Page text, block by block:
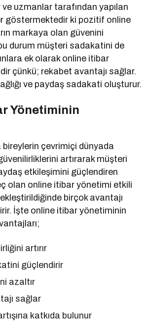
uzmanlar tarafından yapılan
göstermektedir ki pozitif online
markaya olan güvenini
durum müşteri sadakatini de
ek olarak online itibar
çünkü; rekabet avantajı sağlar.
ve paydaş sadakati oluşturur.
Yönetiminin
bireylerin çevrimiçi dünyada
artırarak müşteri
etkileşimini güçlendiren
olan online itibar yönetimi etkili
birçok avantajı
İşte online itibar yönetiminin
artırır
güçlendirir
azaltır
sağlar
katkıda bulunur